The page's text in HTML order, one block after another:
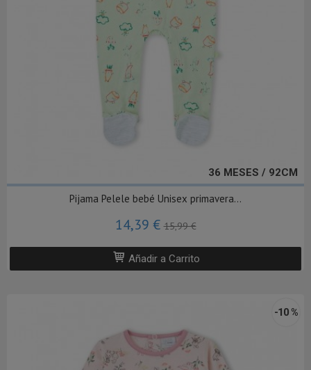
36 MESES / 92CM
Pijama Pelele bebé Unisex primavera...
14,39 €15,99 €
Añadir a Carrito
-10 %